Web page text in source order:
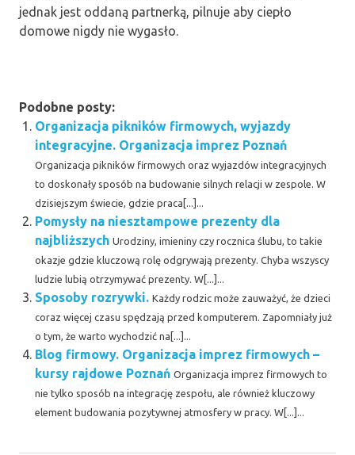
jednak jest oddaną partnerką, pilnuje aby ciepło
domowe nigdy nie wygasło.
Podobne posty:
Organizacja pikników firmowych, wyjazdy
integracyjne. Organizacja imprez Poznań
Organizacja pikników firmowych oraz wyjazdów integracyjnych
to doskonały sposób na budowanie silnych relacji w zespole. W
dzisiejszym świecie, gdzie praca[...]...
Pomysły na niesztampowe prezenty dla
najbliższych Urodziny, imieniny czy rocznica ślubu, to takie
okazje gdzie kluczową rolę odgrywają prezenty. Chyba wszyscy
ludzie lubią otrzymywać prezenty. W[...]...
Sposoby rozrywki. Każdy rodzic może zauważyć, że dzieci
coraz więcej czasu spędzają przed komputerem. Zapomniały już
o tym, że warto wychodzić na[...]...
Blog firmowy. Organizacja imprez firmowych –
kursy rajdowe Poznań Organizacja imprez firmowych to
nie tylko sposób na integrację zespołu, ale również kluczowy
element budowania pozytywnej atmosfery w pracy. W[...]...